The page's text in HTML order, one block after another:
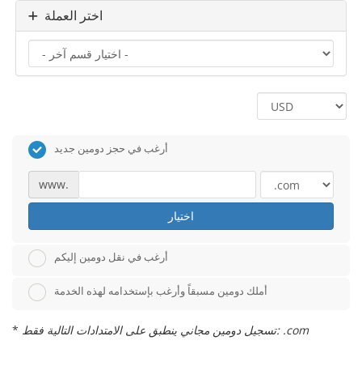
اختر العملة
أرغب في حجز دومين جديد
www.
اختيار
أرغب في نقل دومين إليكم
أملك دومين مسبقاً وأرغب بإستخدامه لهذه الخدمة
* تسجيل دومين مجاني ينطبق على الامتدادات التالية فقط: .com